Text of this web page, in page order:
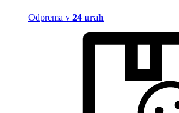
Odprema v 24 urah